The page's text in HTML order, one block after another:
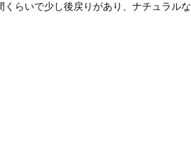
らいで少し後戻りがあり、ナチュラルな